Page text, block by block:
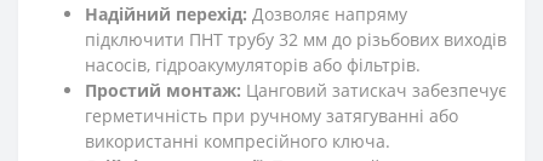
Надійний перехід: Дозволяє напряму
підключити ПНТ трубу 32 мм до різьбових виходів
насосів, гідроакумуляторів або фільтрів.
Простий монтаж: Цанговий затискач забезпечує
герметичність при ручному затягуванні або
використанні компресійного ключа.